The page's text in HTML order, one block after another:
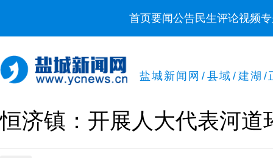
首页要闻公告民生评论视频
盐城新闻网 / 县域 / 建湖 /
恒济镇：开展人大代表河道